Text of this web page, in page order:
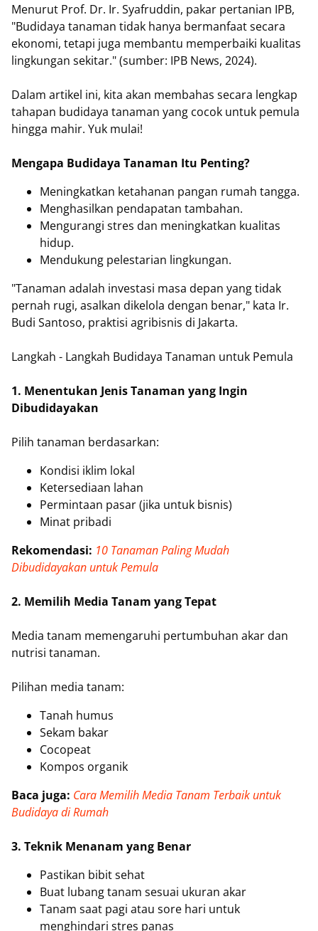
Menurut Prof. Dr. Ir. Syafruddin, pakar pertanian IPB,
"Budidaya tanaman tidak hanya bermanfaat secara
ekonomi, tetapi juga membantu memperbaiki kualitas
lingkungan sekitar." (sumber: IPB News, 2024).
Dalam artikel ini, kita akan membahas secara lengkap
tahapan budidaya tanaman yang cocok untuk pemula
hingga mahir. Yuk mulai!
Mengapa Budidaya Tanaman Itu Penting?
Meningkatkan ketahanan pangan rumah tangga.
Menghasilkan pendapatan tambahan.
Mengurangi stres dan meningkatkan kualitas
hidup.
Mendukung pelestarian lingkungan.
"Tanaman adalah investasi masa depan yang tidak
pernah rugi, asalkan dikelola dengan benar," kata Ir.
Budi Santoso, praktisi agribisnis di Jakarta.
Langkah - Langkah Budidaya Tanaman untuk Pemula
1. Menentukan Jenis Tanaman yang Ingin
Dibudidayakan
Pilih tanaman berdasarkan:
Kondisi iklim lokal
Ketersediaan lahan
Permintaan pasar (jika untuk bisnis)
Minat pribadi
Rekomendasi: 10 Tanaman Paling Mudah
Dibudidayakan untuk Pemula
2. Memilih Media Tanam yang Tepat
Media tanam memengaruhi pertumbuhan akar dan
nutrisi tanaman.
Pilihan media tanam:
Tanah humus
Sekam bakar
Cocopeat
Kompos organik
Baca juga: Cara Memilih Media Tanam Terbaik untuk
Budidaya di Rumah
3. Teknik Menanam yang Benar
Pastikan bibit sehat
Buat lubang tanam sesuai ukuran akar
Tanam saat pagi atau sore hari untuk
menghindari stres panas